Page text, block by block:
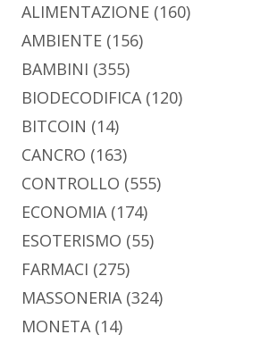
ALIMENTAZIONE (160)
AMBIENTE (156)
BAMBINI (355)
BIODECODIFICA(120)
BITCOIN (14)
CANCRO (163)
CONTROLLO (555)
ECONOMIA(174)
ESOTERISMO (55)
FARMACI (275)
MASSONERIA(324)
MONETA(14)